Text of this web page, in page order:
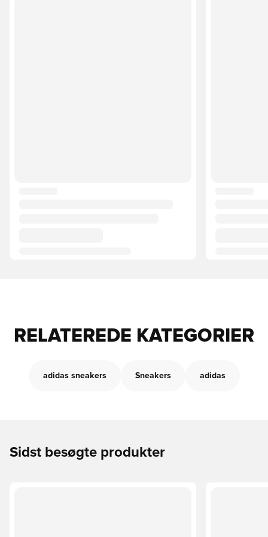
RELATEREDE KATEGORIER
adidas sneakers Sneakers adidas
Sidst besøgte produkter